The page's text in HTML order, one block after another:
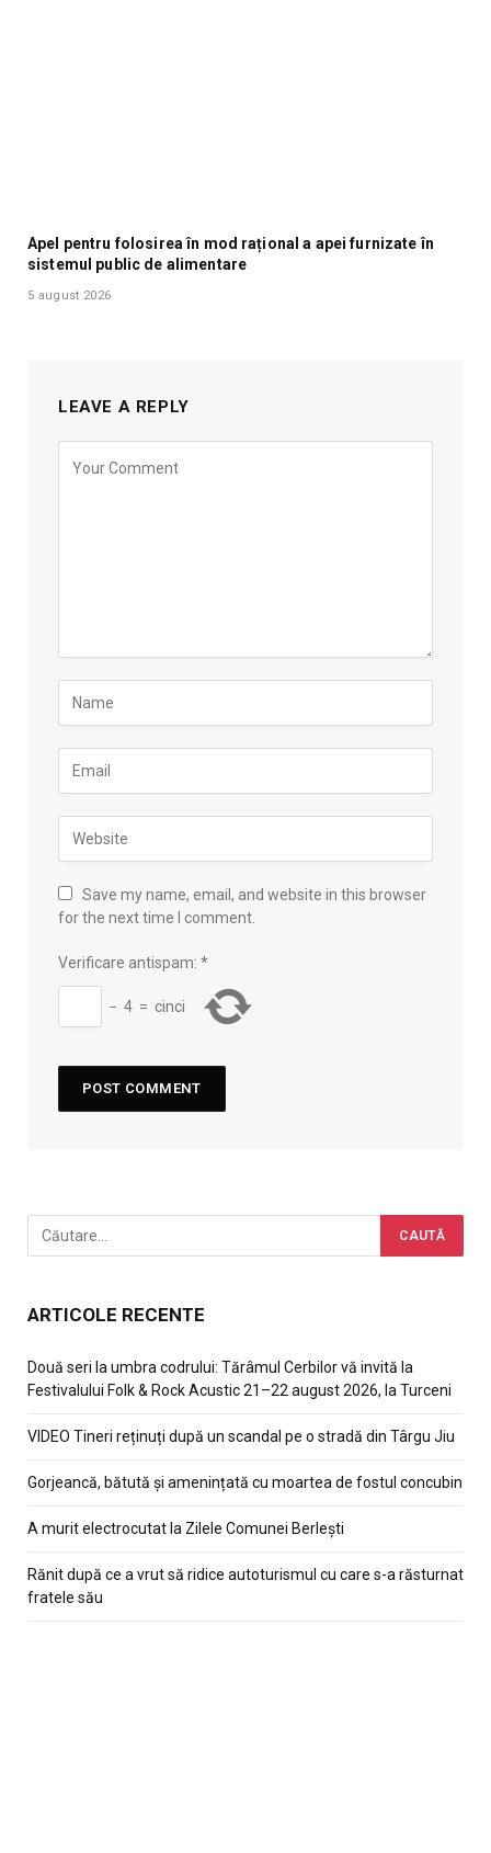
Apel pentru folosirea în mod rațional a apei furnizate în
sistemul public de alimentare
5 august 2026
LEAVE A REPLY
Save my name, email, and website in this browser
for the next time I comment.
Verificare antispam: *
− 4 = cinci
ARTICOLE RECENTE
Două seri la umbra codrului: Tărâmul Cerbilor vă invită la
Festivalului Folk & Rock Acustic 21–22 august 2026, la Turceni
VIDEO Tineri reținuți după un scandal pe o stradă din Târgu Jiu
Gorjeancă, bătută și amenințată cu moartea de fostul concubin
A murit electrocutat la Zilele Comunei Berlești
Rănit după ce a vrut să ridice autoturismul cu care s-a răsturnat
fratele său